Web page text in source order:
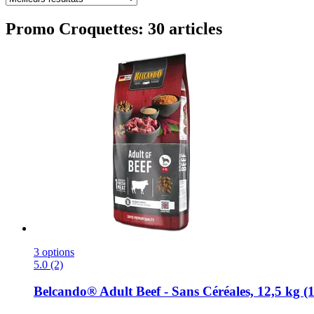
Promo Croquettes: 30 articles
3 options
5.0 (2)
Belcando®Adult Beef -​ Sans Céréales, 12,5 kg